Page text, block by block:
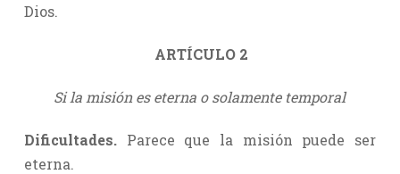
Dios.
ARTÍCULO 2
Si la misión es eterna o solamente temporal
Dificultades.Parece que la misión puede ser
eterna.